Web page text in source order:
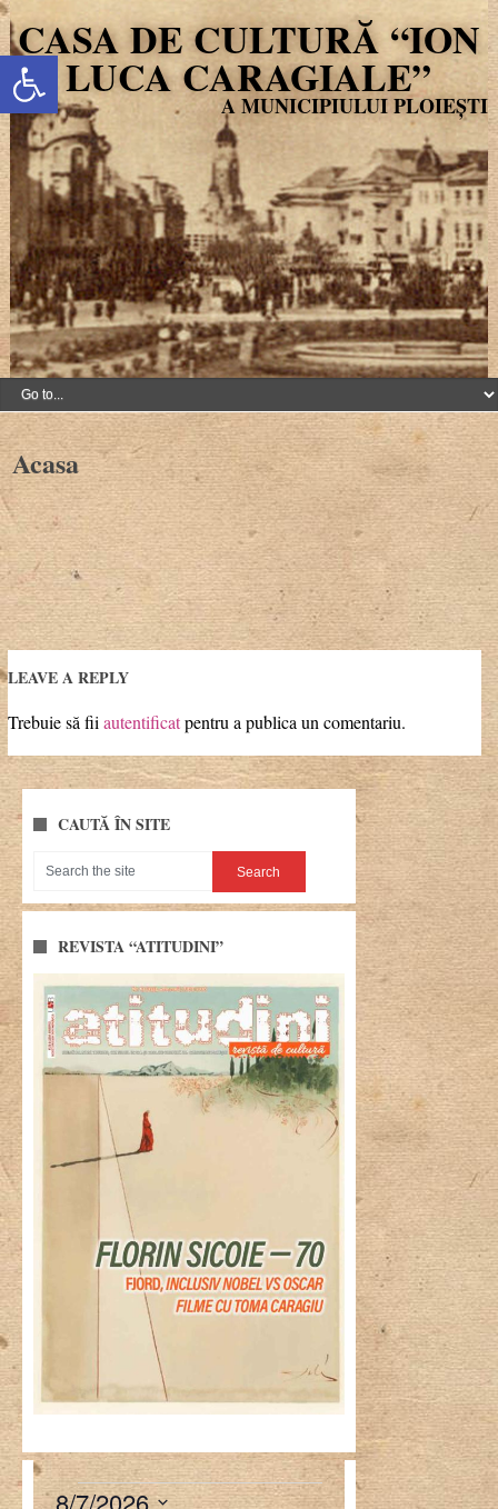
Deschide bara de unelte
CASA DE CULTURĂ “ION
LUCA CARAGIALE”
Acasa
LEAVE A REPLY
Trebuie să fiiautentificatpentru a publica un comentariu.
CAUTĂ ÎN SITE
REVISTA “ATITUDINI”